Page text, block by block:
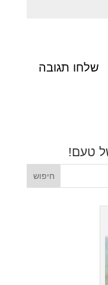
טעם!